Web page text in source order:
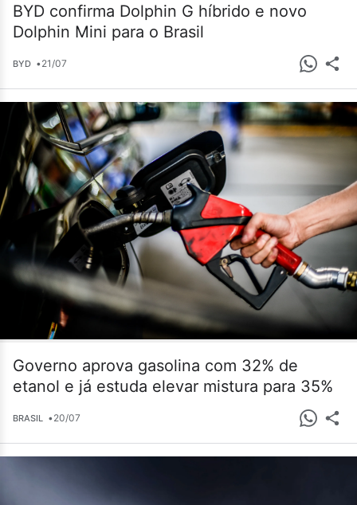
BYD confirma Dolphin G híbrido e novo
Dolphin Mini para o Brasil
BYD •21/07
Governo aprova gasolina com 32% de
etanol e já estuda elevar mistura para 35%
BRASIL •20/07